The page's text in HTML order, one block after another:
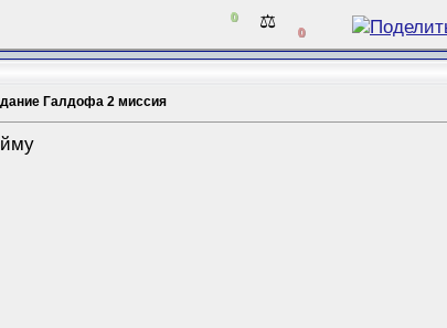
0 ⚖️ 0
Галдофа 2 миссия